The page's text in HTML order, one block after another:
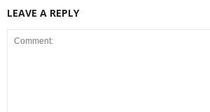
LEAVE A REPLY